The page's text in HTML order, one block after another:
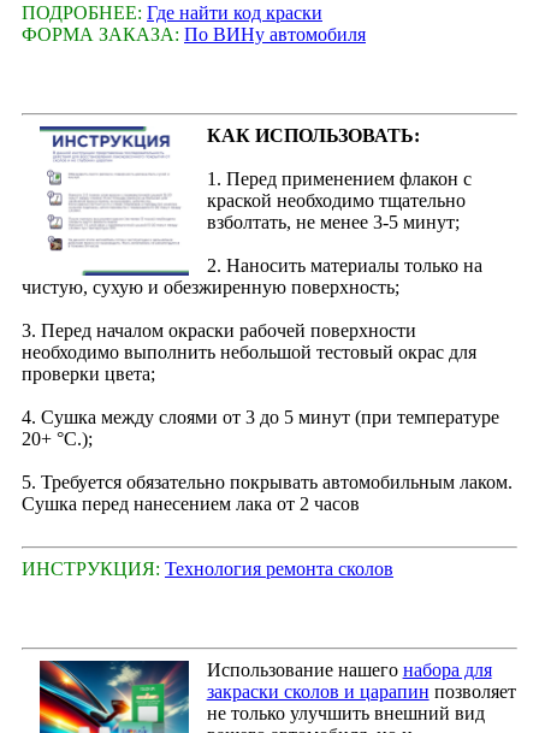
ПОДРОБНЕЕ: Где найти код краски
ФОРМА ЗАКАЗА: По ВИНу автомобиля
КАК ИСПОЛЬЗОВАТЬ:
1. Перед применением флакон с
краской необходимо тщательно
взболтать, не менее 3-5 минут;
2. Наносить материалы только на
чистую, сухую и обезжиренную поверхность;
3. Перед началом окраски рабочей поверхности
необходимо выполнить небольшой тестовый окрас для
проверки цвета;
4. Сушка между слоями от 3 до 5 минут (при температуре
20+ °С.);
5. Требуется обязательно покрывать автомобильным лаком.
Сушка перед нанесением лака от 2 часов
ИНСТРУКЦИЯ: Технология ремонта сколов
Использование нашего набора для
закраски сколов и царапин позволяет
не только улучшить внешний вид